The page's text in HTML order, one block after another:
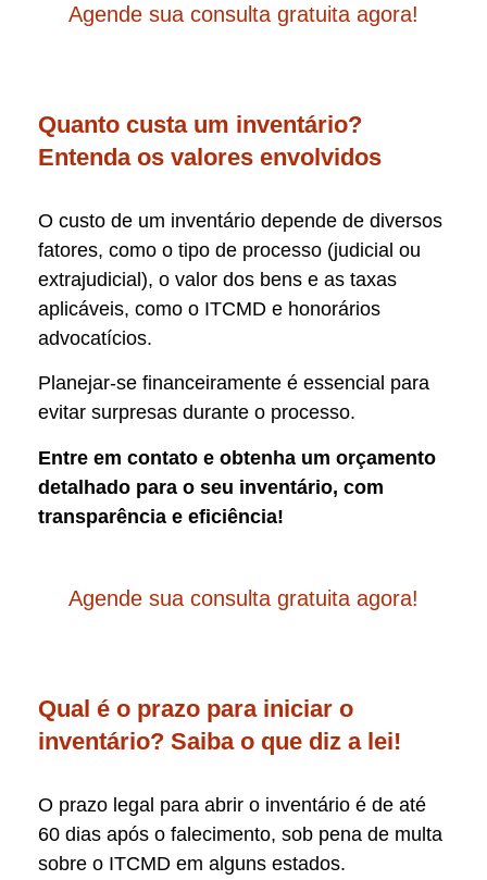
Agende sua consulta gratuita agora!
Quanto custa um inventário?
Entenda os valores envolvidos
O custo de um inventário depende de diversos
fatores, como o tipo de processo (judicial ou
extrajudicial), o valor dos bens e as taxas
aplicáveis, como o ITCMD e honorários
advocatícios.
Planejar-se financeiramente é essencial para
evitar surpresas durante o processo.
Entre em contato e obtenha um orçamento
detalhado para o seu inventário, com
transparência e eficiência!
Agende sua consulta gratuita agora!
Qual é o prazo para iniciar o
inventário? Saiba o que diz a lei!
O prazo legal para abrir o inventário é de até
60 dias após o falecimento, sob pena de multa
sobre o ITCMD em alguns estados.